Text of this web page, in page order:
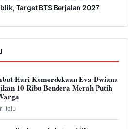
Target BTS Berjalan 2027
Hari Kemerdekaan Eva Dwiana
10 Ribu Bendera Merah Putih
lalu